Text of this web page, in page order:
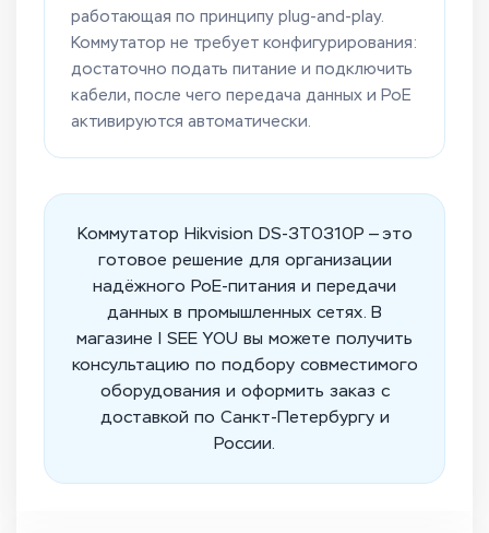
работающая по принципу plug-and-play.
Коммутатор не требует конфигурирования:
достаточно подать питание и подключить
кабели, после чего передача данных и PoE
активируются автоматически.
Коммутатор Hikvision DS-3T0310P — это
готовое решение для организации
надёжного PoE-питания и передачи
данных в промышленных сетях. В
магазине I SEE YOU вы можете получить
консультацию по подбору совместимого
оборудования и оформить заказ с
доставкой по Санкт-Петербургу и
России.